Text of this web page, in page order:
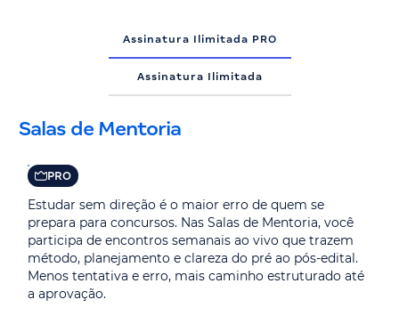
Assinatura Ilimitada PRO
Assinatura Ilimitada
Salas de Mentoria
PRO
Estudar sem direção é o maior erro de quem se
prepara para concursos. Nas Salas de Mentoria, você
participa de encontros semanais ao vivo que trazem
método, planejamento e clareza do pré ao pós-edital.
Menos tentativa e erro, mais caminho estruturado até
a aprovação.